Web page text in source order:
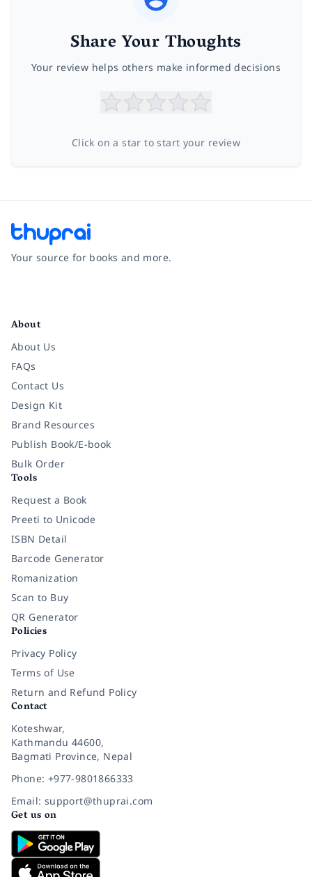
Share Your Thoughts
Your review helps others make informed decisions
Click on a star to start your review
Your source for books and more.
About
About Us
FAQs
Contact Us
Design Kit
Brand Resources
Publish Book/E-book
Bulk Order
Tools
Request a Book
Preeti to Unicode
ISBN Detail
Barcode Generator
Romanization
Scan to Buy
QR Generator
Policies
Privacy Policy
Terms of Use
Return and Refund Policy
Contact
Koteshwar,
Kathmandu 44600,
Bagmati Province, Nepal
Phone: +977-9801866333
Email: support@thuprai.com
Get us on